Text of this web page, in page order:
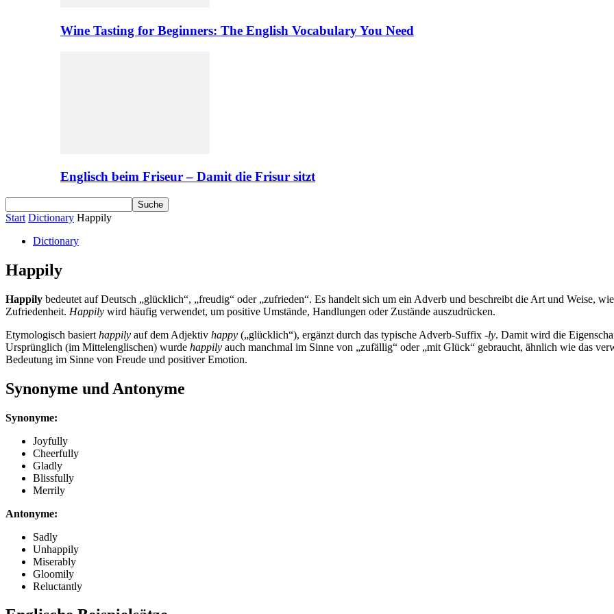
Wine Tasting for Beginners: The English Vocabulary You Need
Englisch beim Friseur – Damit die Frisur sitzt
Start Dictionary Happily
Dictionary
Happily
Happily bedeutet auf Deutsch „glücklich“, „freudig“ oder „zufrieden“. Es handelt sich um ein Adverb und beschreibt die Art und Weise,
Zufriedenheit. Happily wird häufig verwendet, um positive Umstände, Handlungen oder Zustände auszudrücken.
Etymologisch basiert happily auf dem Adjektiv happy („glücklich“), ergänzt durch das typische Adverb-Suffix -ly. Damit wird die
Ursprünglich (im Mittelenglischen) wurde happily auch manchmal im Sinne von „zufällig“ oder „mit Glück“ gebraucht, ähnlich wie das
Bedeutung im Sinne von Freude und positiver Emotion.
Synonyme und Antonyme
Synonyme:
Joyfully
Cheerfully
Gladly
Blissfully
Merrily
Antonyme:
Sadly
Unhappily
Miserably
Gloomily
Reluctantly